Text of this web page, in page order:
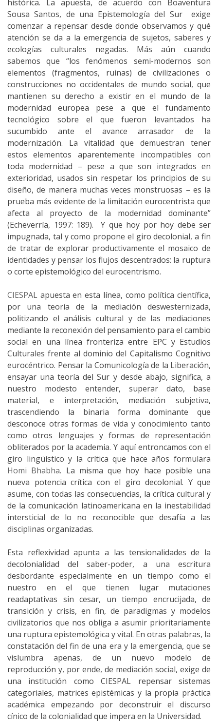
histórica. La apuesta, de acuerdo con Boaventura
Sousa Santos, de una Epistemología del Sur exige
comenzar a repensar desde donde observamos y qué
atención se da a la emergencia de sujetos, saberes y
ecologías culturales negadas. Más aún cuando
sabemos que “los fenómenos semi-modernos son
elementos (fragmentos, ruinas) de civilizaciones o
construcciones no occidentales de mundo social, que
mantienen su derecho a existir en el mundo de la
modernidad europea pese a que el fundamento
tecnológico sobre el que fueron levantados ha
sucumbido ante el avance arrasador de la
modernización. La vitalidad que demuestran tener
estos elementos aparentemente incompatibles con
toda modernidad – pese a que son integrados en
exterioridad, usados sin respetar los principios de su
diseño, de manera muchas veces monstruosas – es la
prueba más evidente de la limitación eurocentrista que
afecta al proyecto de la modernidad dominante”
(Echeverría, 1997: 189). Y que hoy por hoy debe ser
impugnada, tal y como propone el giro decolonial, a fin
de tratar de explorar productivamente el mosaico de
identidades y pensar los flujos descentrados: la ruptura
o corte epistemológico del eurocentrismo.
CIESPAL apuesta en esta línea, como política científica,
por una teoría de la mediación deswesternizada,
politizando el análisis cultural y de las mediaciones
mediante la reconexión del pensamiento para el cambio
social en una línea fronteriza entre EPC y Estudios
Culturales frente al dominio del Capitalismo Cognitivo
eurocéntrico. Pensar la Comunicología de la Liberación,
ensayar una teoría del Sur y desde abajo, significa, a
nuestro modesto entender, superar dato, base
material, e interpretación, mediación subjetiva,
trascendiendo la binaria forma dominante que
desconoce otras formas de vida y conocimiento tanto
como otros lenguajes y formas de representación
obliterados por la academia. Y aquí entroncamos con el
giro lingüístico y la crítica que hace años formulara
Homi Bhabha. La misma que hoy hace posible una
nueva potencia crítica con el giro decolonial. Y que
asume, con todas las consecuencias, la crítica cultural y
de la comunicación latinoamericana en la inestabilidad
intersticial de lo no reconocible que desafía a las
disciplinas organizadas.
Esta reflexividad apunta a las tensionalidades de la
decolonialidad del saber-poder, a una escritura
desbordante especialmente en un tiempo como el
nuestro en el que tienen lugar mutaciones
readaptativas sin cesar, un tiempo encrucijada, de
transición y crisis, en fin, de paradigmas y modelos
civilizatorios que nos obliga a asumir prioritariamente
una ruptura epistemológica y vital. En otras palabras, la
constatación del fin de una era y la emergencia, que se
vislumbra apenas, de un nuevo modelo de
reproducción y, por ende, de mediación social, exige de
una institución como CIESPAL repensar sistemas
categoriales, matrices epistémicas y la propia práctica
académica empezando por deconstruir el discurso
cínico de la colonialidad que impera en la Universidad.